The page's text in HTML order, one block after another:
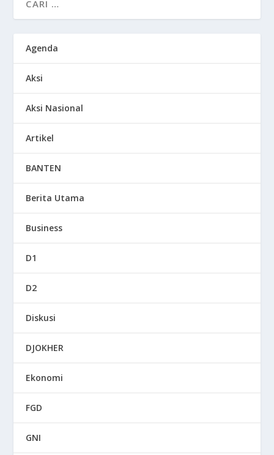
Agenda
Aksi
Aksi Nasional
Artikel
BANTEN
Berita Utama
Business
D1
D2
Diskusi
DJOKHER
Ekonomi
FGD
GNI